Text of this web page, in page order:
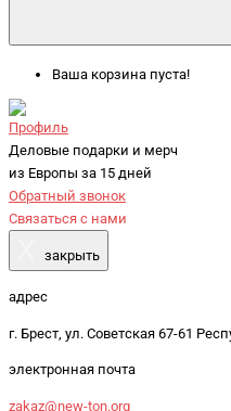
Ваша корзина пуста!
Профиль
Деловые подарки и мерч
из Европы за 15 дней
Обратный звонок
Связаться с нами
закрыть
адрес
г. Брест, ул. Советская 67-61
электронная почта
zakaz@new-ton.org